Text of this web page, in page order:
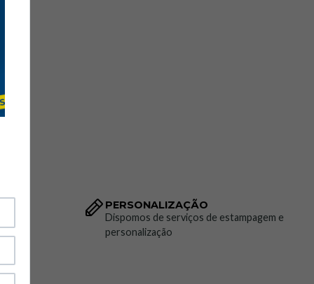
PERSONALIZAÇÃO
Dispomos de serviços de estampagem e
personalização